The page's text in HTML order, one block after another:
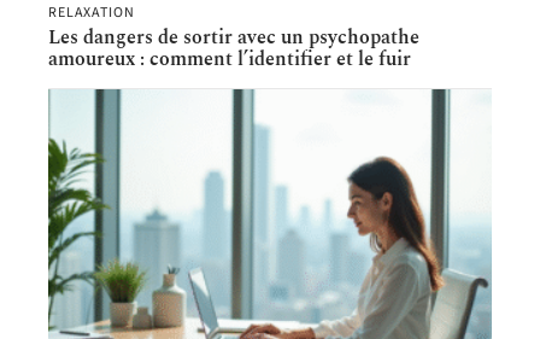
RELAXATION
Les dangers de sortir avec un psychopathe
amoureux : comment l’identifier et le fuir